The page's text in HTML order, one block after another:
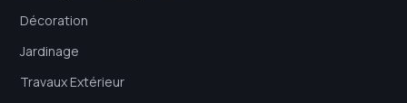
Décoration
Jardinage
Travaux Extérieur